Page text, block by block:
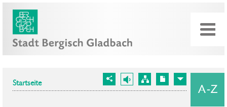
Startseite